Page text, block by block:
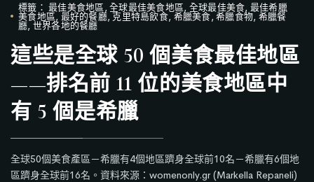
標籤：最佳美食地區,全球最佳美食地區, 全球最佳美食, 最佳希臘
美食地區, 最好的餐廳, 克里特島飲食, 希臘美食,希臘食物, 希臘餐
廳, 世界各地的餐廳
這些是全球 50 個美食最佳地區
——排名前 11 位的美食地區中
有 5 個是希臘
全球50個美食產區－希臘有4個地區躋身全球前10名－希臘有6個地
區躋身全球前16名。資料來源：womenonly.gr (Markella Repaneli)